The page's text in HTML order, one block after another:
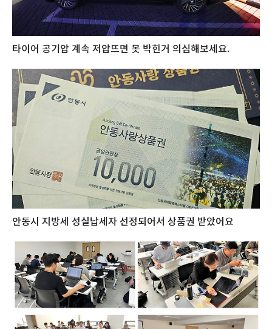
타이어 공기압 계속 저압뜨면 못 박힌거 의심해보세요.
안동시 지방세 성실납세자 선정되어서 상품권 받았어요